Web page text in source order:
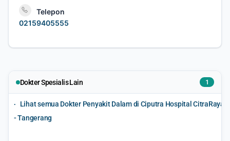
Telepon
02159405555
Dokter Spesialis Lain 1
Lihat semua Dokter Penyakit Dalam di Ciputra Hospital CitraRaya
- Tangerang